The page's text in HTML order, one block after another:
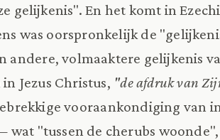
gelijkenis". En het komt in
was oorspronkelijk de
andere, volmaaktere gelijkenis
Jezus Christus, "de afdruk van
vooraankondiging van in
"tussen de cherubs woonde",